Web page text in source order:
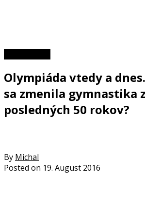
Olympiáda vtedy a
sa zmenila gymnastika
posledných 50 rokov?
By Michal
Posted on 19. August 2016